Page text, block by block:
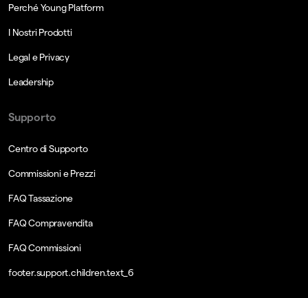
Perché Young Platform
I Nostri Prodotti
Legal e Privacy
Leadership
Supporto
Centro di Supporto
Commissioni e Prezzi
FAQ Tassazione
FAQ Compravendita
FAQ Commissioni
footer.support.children.text_6